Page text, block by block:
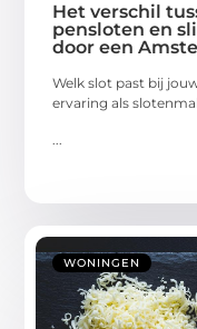
Het verschil
pensloten en
door een
Welk slot past bij
ervaring als
WONINGEN